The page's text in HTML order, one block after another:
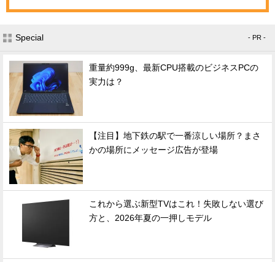
Special - PR -
重量約999g、最新CPU搭載のビジネスPCの
実力は？
【注目】地下鉄の駅で一番涼しい場所？まさ
かの場所にメッセージ広告が登場
これから選ぶ新型TVはこれ！失敗しない選び
方と、2026年夏の一押しモデル